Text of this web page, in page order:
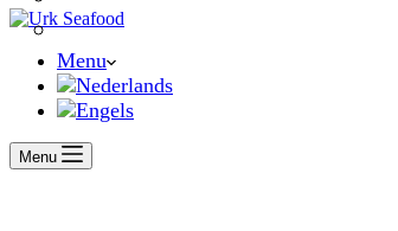
Menu
Menu